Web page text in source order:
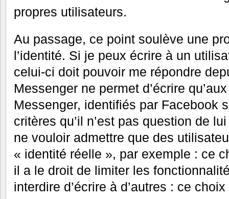
propres utilisateurs.
Au passage, ce point soulève une
l’identité. Si je peux écrire à un
celui-ci doit pouvoir me répondre
Messenger ne permet d’écrire
Messenger, identifiés par Facebook
critères qu’il n’est pas question de
ne vouloir admettre que des
« identité réelle », par exemple : ce
il a le droit de limiter les
interdire d’écrire à d’autres : ce